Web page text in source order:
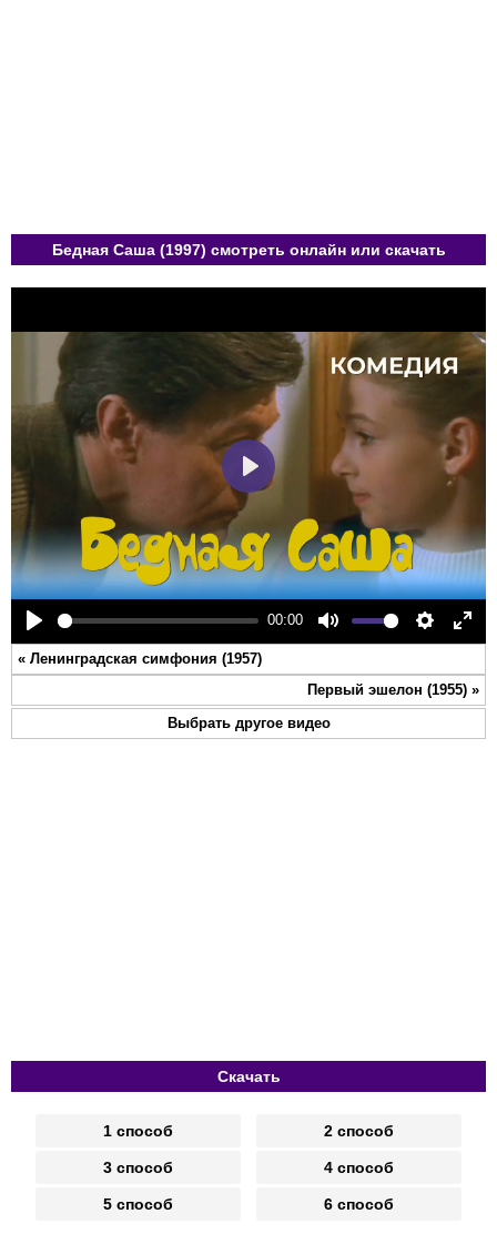
Бедная Саша (1997) смотреть онлайн или скачать
Play
00:00
Mute Settings
Play
« Ленинградская симфония (1957)
Первый эшелон (1955) »
Выбрать другое видео
Скачать
1 способ 2 способ
3 способ 4 способ
5 способ 6 способ